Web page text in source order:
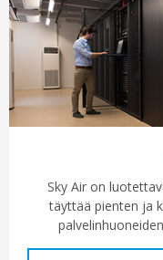
Sky Air on
täyttää pienten ja